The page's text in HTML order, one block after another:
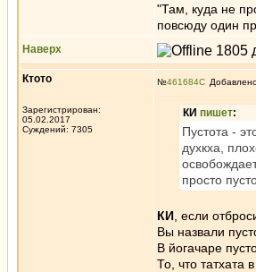
"Там, куда не
повсюду один
Наверх
Ктото
Зарегистрирован:
05.02.2017
Суждений: 7305
№461684
КИ пишет:
Пустота -
духкха,
просто
КИ , если
Вы назвали
В йогачаре
То, что татхата